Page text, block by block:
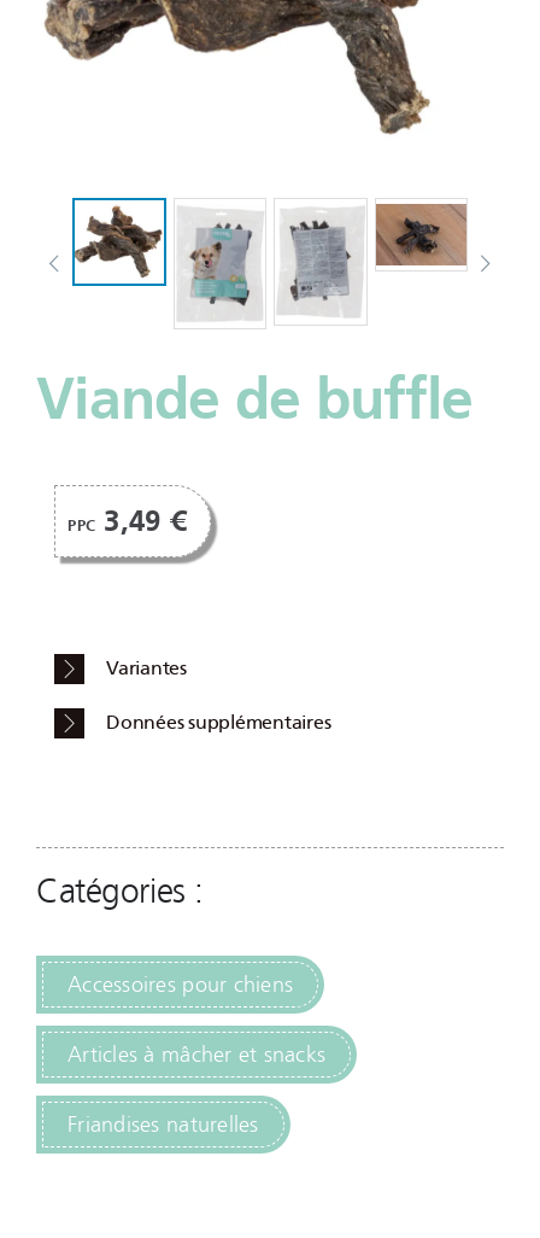
Viande de buffle
PPC 3,49 €
Variantes
Données supplémentaires
Catégories :
Accessoires pour chiens
Articles à mâcher et snacks
Friandises naturelles